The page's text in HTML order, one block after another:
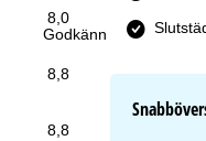
Godkänn
8,0
8,8
8,8